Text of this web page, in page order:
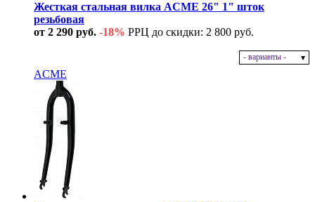
Жесткая стальная вилка ACME 26" 1" шток
резьбовая
от 2 290 руб. -18% РРЦ до скидки: 2 800 руб.
- варианты -
ACME